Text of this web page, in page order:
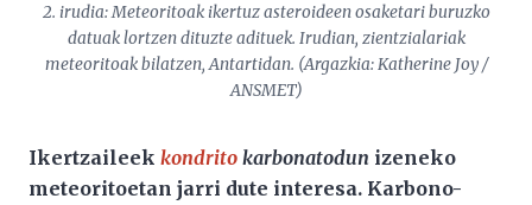
2. irudia: Meteoritoak ikertuz asteroideen osaketari buruzko
datuak lortzen dituzte adituek. Irudian, zientzialariak
meteoritoak bilatzen, Antartidan. (Argazkia: Katherine Joy /
ANSMET)
Ikertzaileek kondrito karbonatodun izeneko
meteoritoetan jarri dute interesa. Karbono-